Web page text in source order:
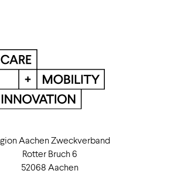
Aachen Zweckverband
Rotter Bruch 6
52068 Aachen